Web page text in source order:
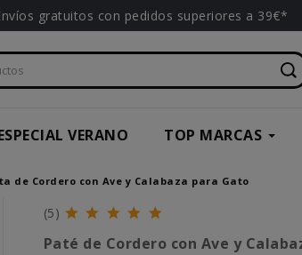
gratuitos con pedidos superiores a 39€*
VERANO TOP MARCAS
de Cordero con Ave y Calabaza para Gato
(5)
Paté de Cordero con Ave y